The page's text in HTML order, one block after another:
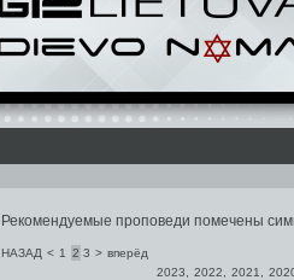
Рекомендуемые проповеди помечены
НАЗАД < 1 2 3 > вперёд
2023
2022 2021